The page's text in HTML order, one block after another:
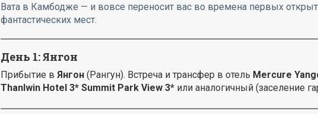
Вата в Камбодже — и вовсе переносит вас во времена первых
фантастических мест.
День 1: Янгон
Прибытие в Янгон (Рангун). Встреча и трансфер в отель Mercure
Thanlwin Hotel 3* Summit Park View 3* или аналогичный (заселение